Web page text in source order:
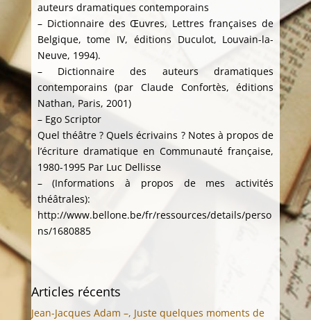
auteurs dramatiques contemporains
– Dictionnaire des Œuvres, Lettres françaises de
Belgique, tome IV, éditions Duculot, Louvain-la-
Neuve, 1994).
– Dictionnaire des auteurs dramatiques
contemporains (par Claude Confortès, éditions
Nathan, Paris, 2001)
– Ego Scriptor
Quel théâtre ? Quels écrivains ? Notes à propos de
l’écriture dramatique en Communauté française,
1980-1995 Par Luc Dellisse
– (Informations à propos de mes activités
théâtrales):
http://www.bellone.be/fr/ressources/details/perso
ns/1680885
Articles récents
Jean-Jacques Adam –, Juste quelques moments de